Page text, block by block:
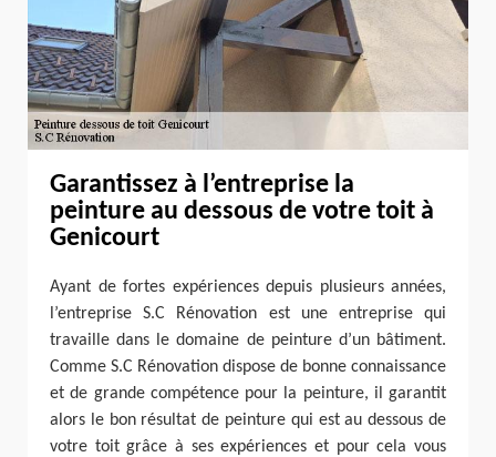
Garantissez à l’entreprise la
peinture au dessous de votre toit à
Genicourt
Ayant de fortes expériences depuis plusieurs années,
l’entreprise S.C Rénovation est une entreprise qui
travaille dans le domaine de peinture d’un bâtiment.
Comme S.C Rénovation dispose de bonne connaissance
et de grande compétence pour la peinture, il garantit
alors le bon résultat de peinture qui est au dessous de
votre toit grâce à ses expériences et pour cela vous